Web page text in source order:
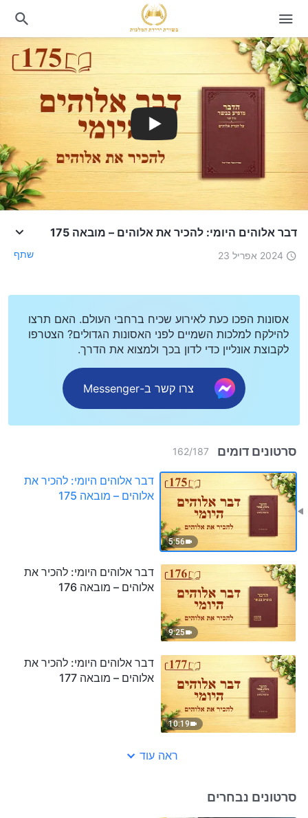
דבר אלוהים היומי: להכיר את אלוהים – מובאה 175
2024 אפריל 23 שתף
אסונות הפכו כעת לאירוע שכיח ברחבי העולם. האם תרצו
להילקח למלכות השמיים לפני האסונות הגדולים? הצטרפו
לקבוצת אונליין כדי לדון בכך ולמצוא את הדרך.
צרו קשר ב-Messenger
סרטונים דומים 162/187
5:56
דבר אלוהים היומי: להכיר את
אלוהים – מובאה 175
9:25
דבר אלוהים היומי: להכיר את
אלוהים – מובאה 176
10:19
דבר אלוהים היומי: להכיר את
אלוהים – מובאה 177
ראה עוד
סרטונים נבחרים